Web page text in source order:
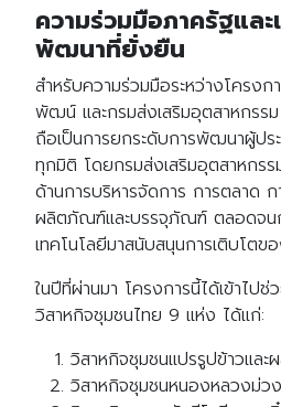
ความร่วมมือภาครัฐแล
พัฒนาที่ยั่งยืน
สำหรับความร่วมมือระหว่างโครง
พัฒน์ และกรมส่งเสริมอุตสาหกรร
ถือเป็นการยกระดับการพัฒนาผู้ปร
ทุกมิติ โดยกรมส่งเสริมอุตสาหกรร
ด้านการบริหารจัดการ การตลาด
ผลิตภัณฑ์และบรรจุภัณฑ์ ตลอดจน
เทคโนโลยีมาสนับสนุนการเติบโตข
ในปีที่ผ่านมา โครงการนี้ได้เข้าไป
วิสาหกิจชุมชนไทย 9 แห่ง ได้แก่:
วิสาหกิจชุมชนแปรรูปข้าวและ
วิสาหกิจชุมชนหนองหลวงม่ว